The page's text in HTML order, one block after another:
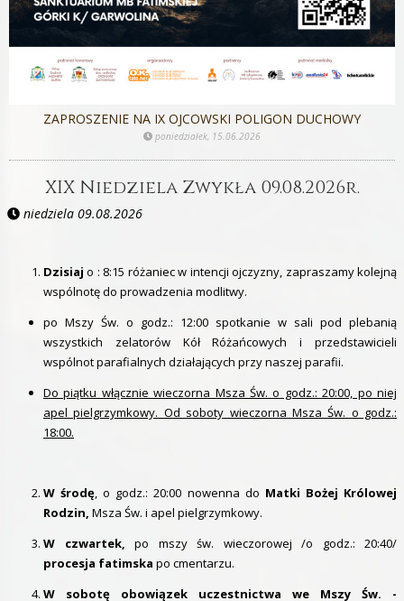
ZAPROSZENIE NA IX OJCOWSKI POLIGON DUCHOWY
poniedziałek, 15.06.2026
XIX Niedziela Zwykła 09.08.2026r.
niedziela 09.08.2026
Dzisiaj o : 8:15 różaniec w intencji ojczyzny, zapraszamy kolejną
wspólnotę do prowadzenia modlitwy.
po Mszy Św. o godz.: 12:00 spotkanie w sali pod plebanią
wszystkich zelatorów Kół Różańcowych i przedstawicieli
wspólnot parafialnych działających przy naszej parafii.
Do piątku włącznie wieczorna Msza Św. o godz.: 20:00, po niej
apel pielgrzymkowy. Od soboty wieczorna Msza Św. o godz.:
18:00.
W środę, o godz.: 20:00 nowenna do Matki Bożej Królowej
Rodzin, Msza Św. i apel pielgrzymkowy.
W czwartek, po mszy św. wieczorowej /o godz.: 20:40/
procesja fatimska po cmentarzu.
W sobotę
obowiązek uczestnictwa we Mszy Św. -